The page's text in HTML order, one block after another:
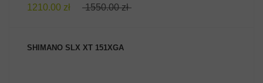
1210.00 zł 1550.00 zł
SHIMANO SLX XT 151XGA